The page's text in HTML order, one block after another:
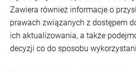
Zawiera również informacje o
prawach związanych z dostępem
ich aktualizowania, a także
decyzji co do sposobu